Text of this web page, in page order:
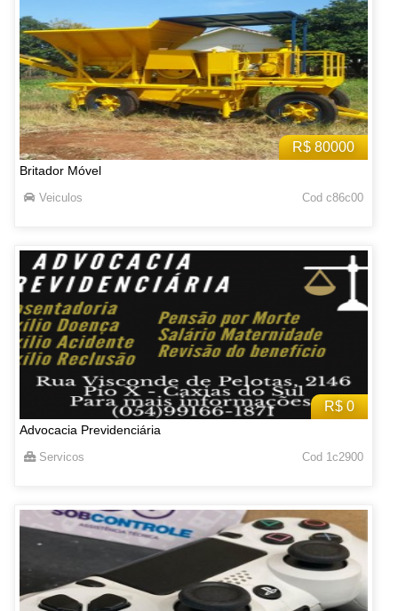
R$ 80000
Britador Móvel
Veiculos Cod c86c00
R$ 0
Advocacia Previdenciária
Servicos Cod 1c2900